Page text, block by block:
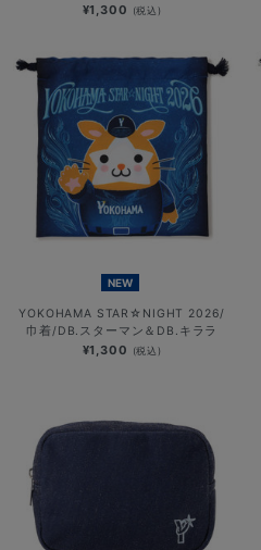
¥1,300 (税込)
NEW
YOKOHAMA STAR☆NIGHT 2026/
巾着/DB.スターマン＆DB.キララ
¥1,300 (税込)